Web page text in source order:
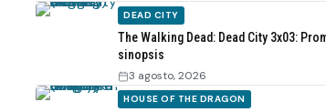
DEAD CITY
The Walking Dead: Dead City 3x03:
sinopsis
3 agosto, 2026
HOUSE OF THE DRAGON